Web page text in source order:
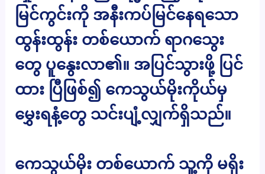
မြင်ကွင်းကို အနီးကပ်မြင်နေရသော
ထွန်းထွန်း တစ်ယောက် ရာဂသွေး
တွေ ပူနွေးလာ၏။ အပြင်သွားဖို့ ပြင်
ထား ပြီဖြစ်၍ ကေသွယ်မိုးကိုယ်မှ
မွှေးရနံ့တွေ သင်းပျံ့လျှက်ရှိသည်။
ကေသွယ်မိုး တစ်ယောက် သူ့ကို မရိုး